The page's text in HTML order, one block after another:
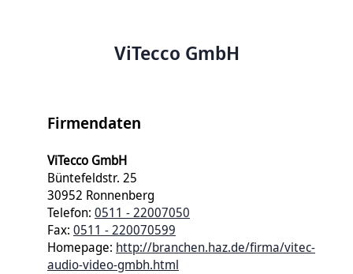
ViTecco GmbH
Firmendaten
ViTecco GmbH
Büntefeldstr. 25
30952 Ronnenberg
Telefon: 0511 - 22007050
Fax: 0511 - 220070599
Homepage: http://branchen.haz.de/firma/vitec-
audio-video-gmbh.html